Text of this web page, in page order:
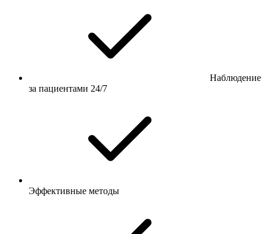
Наблюдение
за пациентами 24/7
Эффективные методы